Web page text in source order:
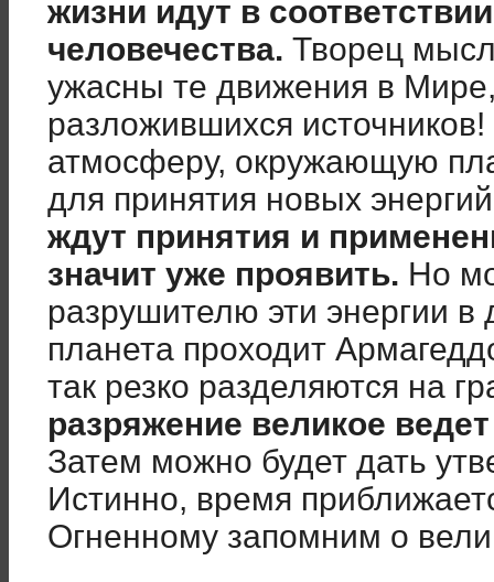
жизни идут в
человечества. Творец
ужасны те движения в
разложившихся
атмосферу, окружающую
для принятия новых
ждут принятия и
значит уже проявить. Но
разрушителю эти энергии
планета проходит
так резко разделяются на
разряжение великое
Затем можно будет дать
Истинно, время
Огненному запомним о